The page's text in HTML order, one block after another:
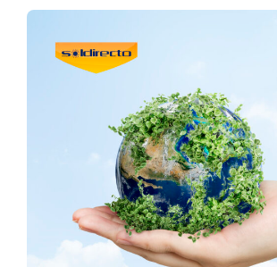
DESEMPENHO FIÁVEL COM
RECURSO À ENERGIA SOLAR